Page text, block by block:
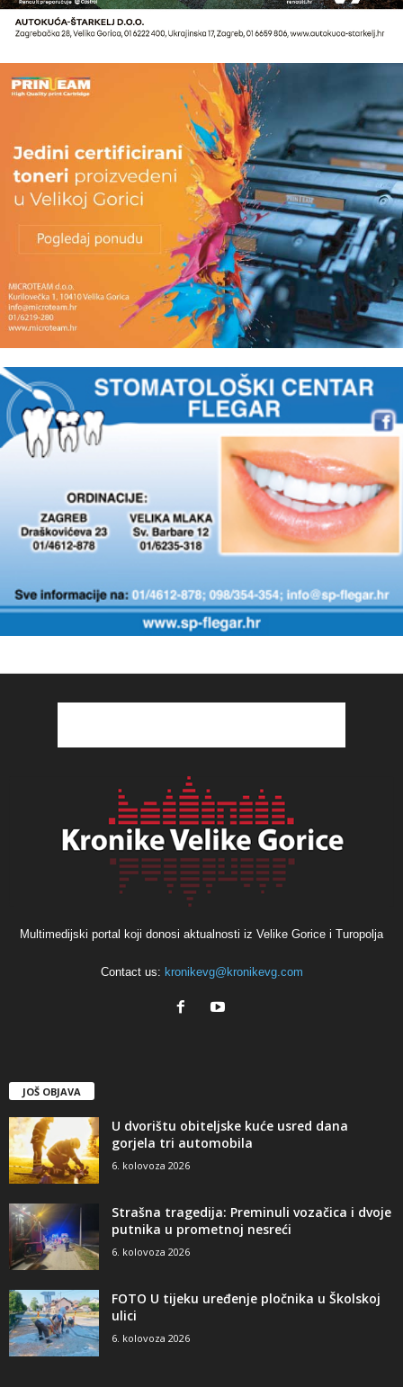
Multimedijski portal koji donosi aktualnosti iz Velike Gorice i Turopolja
Contact us: kronikevg@kronikevg.com
JOŠ OBJAVA
U dvorištu obiteljske kuće usred dana
gorjela tri automobila
6. kolovoza 2026
Strašna tragedija: Preminuli vozačica i dvoje
putnika u prometnoj nesreći
6. kolovoza 2026
FOTO U tijeku uređenje pločnika u Školskoj
ulici
6. kolovoza 2026